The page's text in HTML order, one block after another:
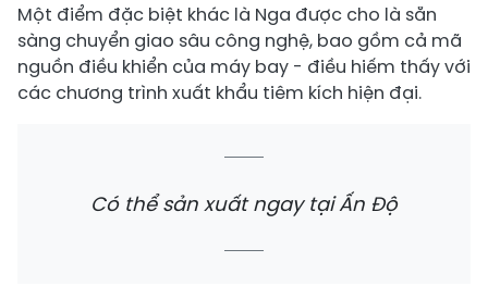
Một điểm đặc biệt khác là Nga được cho là sẵn
sàng chuyển giao sâu công nghệ, bao gồm cả mã
nguồn điều khiển của máy bay - điều hiếm thấy với
các chương trình xuất khẩu tiêm kích hiện đại.
Có thể sản xuất ngay tại Ấn Độ